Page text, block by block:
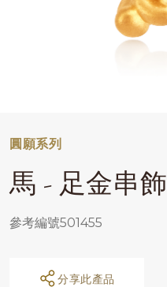
圓願系列
馬 - 足金串飾
參考編號501455
分享此產品